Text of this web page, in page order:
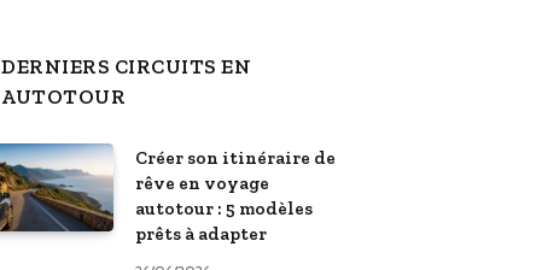
DERNIERS CIRCUITS EN
AUTOTOUR
Créer son itinéraire de
rêve en voyage
autotour : 5 modèles
prêts à adapter